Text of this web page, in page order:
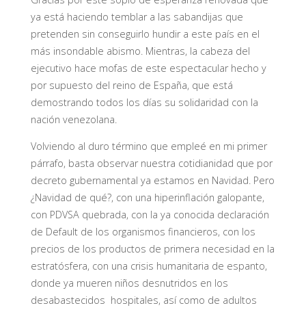
ya está haciendo temblar a las sabandijas que
pretenden sin conseguirlo hundir a este país en el
más insondable abismo. Mientras, la cabeza del
ejecutivo hace mofas de este espectacular hecho y
por supuesto del reino de España, que está
demostrando todos los días su solidaridad con la
nación venezolana.
Volviendo al duro término que empleé en mi primer
párrafo, basta observar nuestra cotidianidad que por
decreto gubernamental ya estamos en Navidad. Pero
¿Navidad de qué?, con una hiperinflación galopante,
con PDVSA quebrada, con la ya conocida declaración
de Default de los organismos financieros, con los
precios de los productos de primera necesidad en la
estratósfera, con una crisis humanitaria de espanto,
donde ya mueren niños desnutridos en los
desabastecidos hospitales, así como de adultos